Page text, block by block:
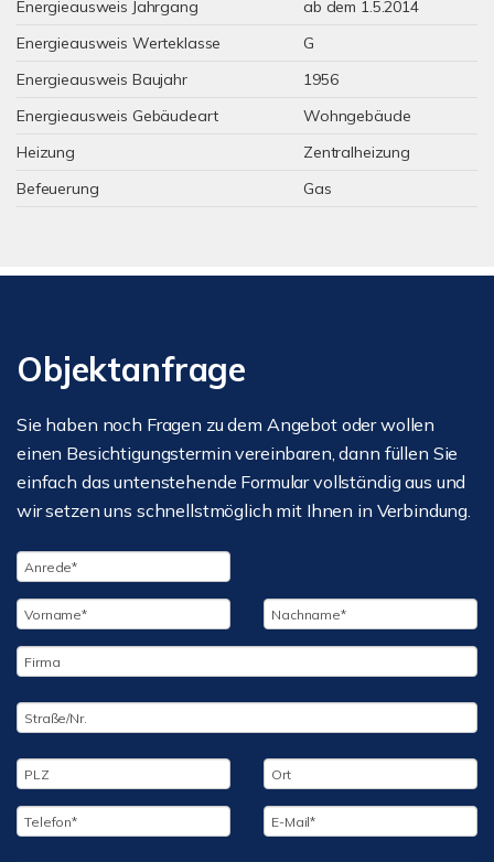
Energieausweis Jahrgang
ab dem 1.5.2014
Energieausweis Werteklasse
G
Energieausweis Baujahr
1956
Energieausweis Gebäudeart
Wohngebäude
Heizung
Zentralheizung
Befeuerung
Gas
Objektanfrage
Sie haben noch Fragen zu dem Angebot oder wollen
einen Besichtigungstermin vereinbaren, dann füllen Sie
einfach das untenstehende Formular vollständig aus und
wir setzen uns schnellstmöglich mit Ihnen in Verbindung.